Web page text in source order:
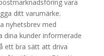
vara
ditt varumärke.
nyhetsbrev med
dina kunder informerade
ett bra sätt att driva